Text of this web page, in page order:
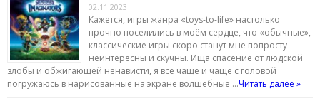
02.11.2023
Кажется, игры жанра «toys-to-life» настолько
прочно поселились в моём сердце, что «обычные»,
классические игры скоро станут мне попросту
неинтересны и скучны. Ища спасение от людской
злобы и обжигающей ненависти, я всё чаще и чаще с головой
погружаюсь в нарисованные на экране волшебные …Читать далее »